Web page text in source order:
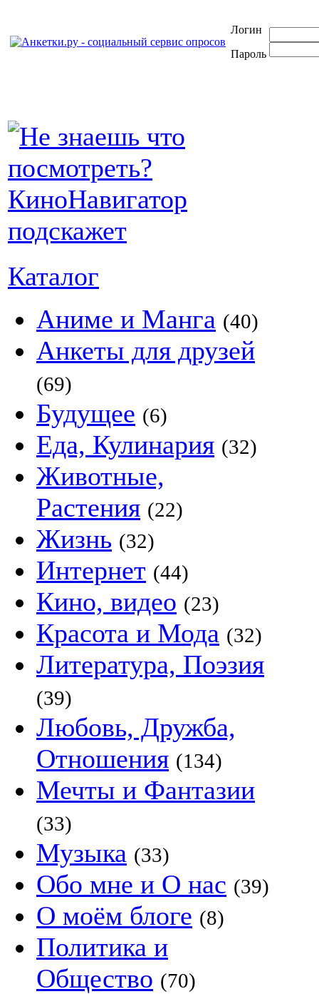
Логин
Пароль
Каталог
Аниме и Манга (40)
Анкеты для друзей
(69)
Будущее (6)
Еда, Кулинария (32)
Животные,
Растения (22)
Жизнь (32)
Интернет (44)
Кино, видео (23)
Красота и Мода (32)
Литература, Поэзия
(39)
Любовь, Дружба,
Отношения (134)
Мечты и Фантазии
(33)
Музыка (33)
Обо мне и О нас (39)
О моём блоге (8)
Политика и
Общество (70)